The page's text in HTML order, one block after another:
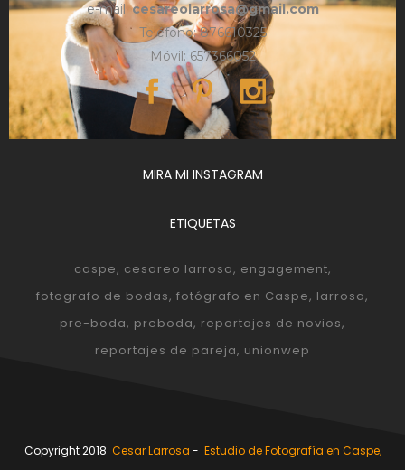
e-mail:cesareolarrosa@gmail.com
Teléfono: 876610325
Móvil: 657366052
MIRA MI INSTAGRAM
ETIQUETAS
caspe cesareo larrosa engagement
fotografo de bodas fotógrafo en Caspe larrosa
pre-boda preboda reportajes de novios
reportajes de pareja unionwep
Copyright 2018 Cesar Larrosa - Estudio de Fotografía en Caspe,